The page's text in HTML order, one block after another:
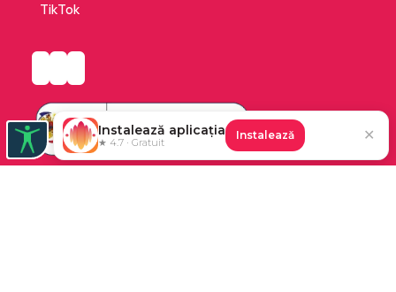
TikTok
Instalează aplicația
★ 4.7 · Gratuit
Instalează ✕